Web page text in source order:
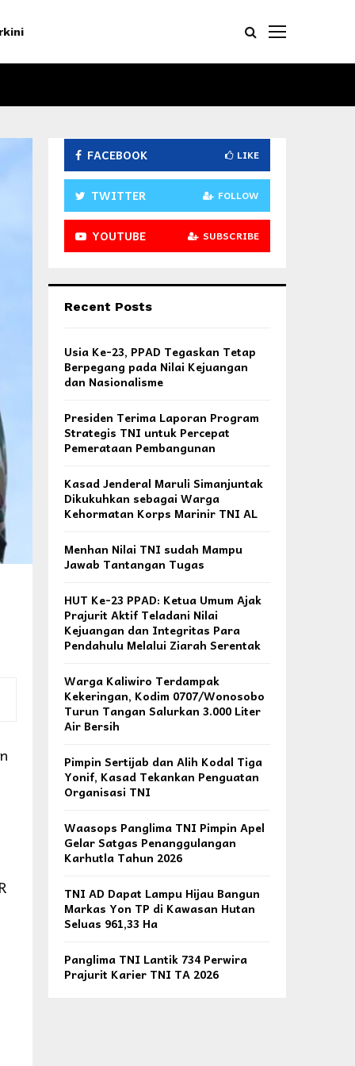
FACEBOOK LIKE
TWITTER FOLLOW
YOUTUBE SUBSCRIBE
Recent Posts
Usia Ke-23, PPAD Tegaskan Tetap
Berpegang pada Nilai Kejuangan
dan Nasionalisme
Presiden Terima Laporan Program
Strategis TNI untuk Percepat
Pemerataan Pembangunan
Kasad Jenderal Maruli Simanjuntak
Dikukuhkan sebagai Warga
Kehormatan Korps Marinir TNI AL
Menhan Nilai TNI sudah Mampu
Jawab Tantangan Tugas
HUT Ke-23 PPAD: Ketua Umum Ajak
Prajurit Aktif Teladani Nilai
Kejuangan dan Integritas Para
Pendahulu Melalui Ziarah Serentak
Warga Kaliwiro Terdampak
Kekeringan, Kodim 0707/Wonosobo
Turun Tangan Salurkan 3.000 Liter
Air Bersih
Pimpin Sertijab dan Alih Kodal Tiga
Yonif, Kasad Tekankan Penguatan
Organisasi TNI
Waasops Panglima TNI Pimpin Apel
Gelar Satgas Penanggulangan
Karhutla Tahun 2026
TNI AD Dapat Lampu Hijau Bangun
Markas Yon TP di Kawasan Hutan
Seluas 961,33 Ha
Panglima TNI Lantik 734 Perwira
Prajurit Karier TNI TA 2026